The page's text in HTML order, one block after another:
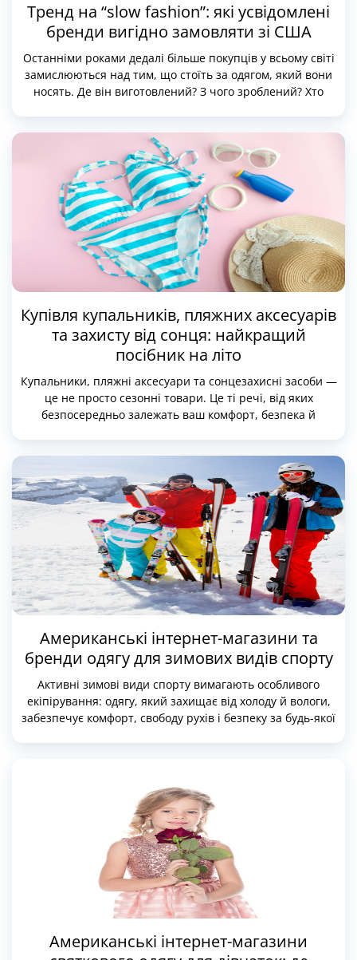
Тренд на “slow fashion”: які усвідомлені
бренди вигідно замовляти зі США
Останніми роками дедалі більше покупців у всьому світі
замислюються над тим, що стоїть за одягом, який вони
носять. Де він виготовлений? З чого зроблений? Хто
масовій швидкій моді.
У США прагнення до усвідомленого споживання
особливо активно підтримується і покупцями, і
брендами. Тут з’явилося чимало марок, які роблять
ставку на прозорість, натуральні матеріали, чесні умови
праці та довговічність речей. І що особливо приємно —
багато з цих брендів пропонують адекватні ціни та
регулярно проводять розпродажі.
Купівля купальників, пляжних аксесуарів
та захисту від сонця: найкращий
посібник на літо
Купальники, пляжні аксесуари та сонцезахисні засоби —
це не просто сезонні товари. Це ті речі, від яких
безпосередньо залежать ваш комфорт, безпека й
пляжного сезону з січня. Зручна сумка й капелюх
зроблять збори легкими й організованими. А якісний
сонцезахисний засіб убереже від опіків і передчасного
старіння шкіри.
Американські інтернет-магазини та
бренди одягу для зимових видів спорту
Активні зимові види спорту вимагають особливого
екіпірування: одягу, який захищає від холоду й вологи,
забезпечує комфорт, свободу рухів і безпеку за будь-якої
саме тут представлені найкращі світові бренди
спортивного одягу й аксесуарів, а також ексклюзивні
товари, яких немає в Україні та інших країнах.
Американські інтернет-магазини